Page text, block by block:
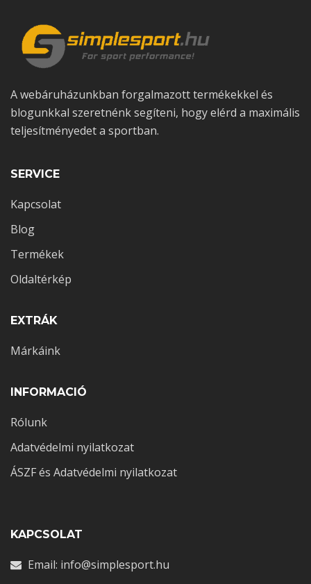
A webáruházunkban forgalmazott termékekkel és
blogunkkal szeretnénk segíteni, hogy elérd a maximális
teljesítményedet a sportban.
SERVICE
Kapcsolat
Blog
Termékek
Oldaltérkép
EXTRÁK
Márkáink
INFORMACIÓ
Rólunk
Adatvédelmi nyilatkozat
ÁSZF és Adatvédelmi nyilatkozat
KAPCSOLAT
Email: info@simplesport.hu